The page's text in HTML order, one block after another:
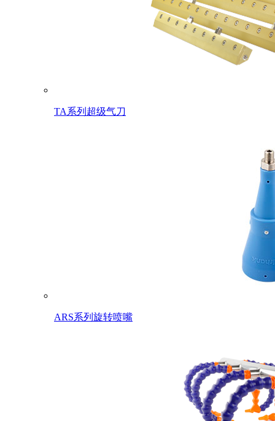
TA系列超级气刀
ARS系列旋转喷嘴